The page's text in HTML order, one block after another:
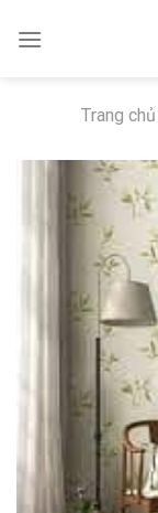
Trang chủ